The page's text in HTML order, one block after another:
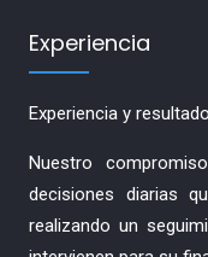
Experiencia
Experiencia y
Nuestro
decisiones diarias
realizando un